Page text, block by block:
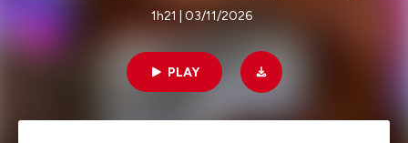
1h21 | 03/11/2026
PLAY